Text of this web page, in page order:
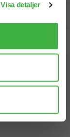
Visa detaljer